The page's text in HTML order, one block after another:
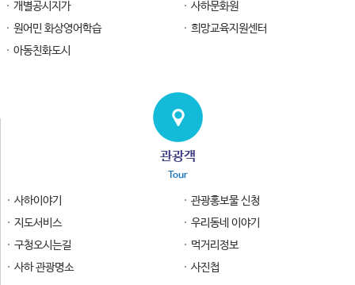
개별공시지가
사하문화원
원어민 화상영어학습
희망교육지원센터
아동친화도시
관광객
Tour
사하이야기
관광홍보물 신청
지도서비스
우리동네 이야기
구청오시는길
먹거리정보
사하 관광명소
사진첩